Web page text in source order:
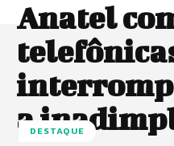
Anatel
aDESTAQUE